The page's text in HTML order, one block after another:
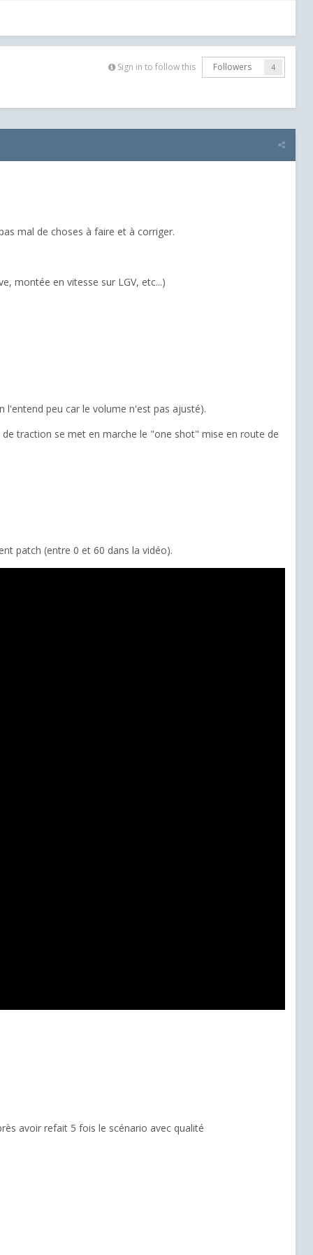
Sign in to follow this Followers 4
mal de choses à faire et à corriger.
montée en vitesse sur LGV, etc...)
peu car le volume n'est pas ajusté).
traction se met en marche le "one shot" mise en route de
patch (entre 0 et 60 dans la vidéo).
avoir refait 5 fois le scénario avec qualité